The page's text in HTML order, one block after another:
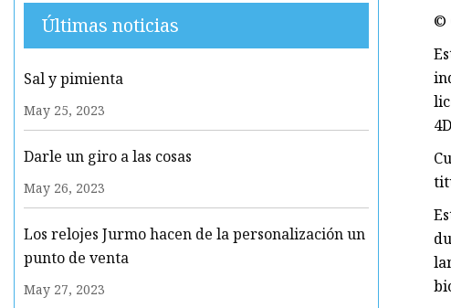
Últimas noticias
Sal y pimienta
May 25, 2023
Darle un giro a las cosas
May 26, 2023
Los relojes Jurmo hacen de la personalización un
punto de venta
May 27, 2023
©